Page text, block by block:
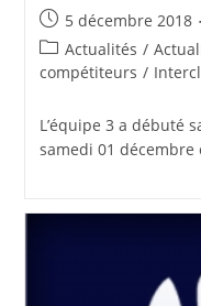
Publication
publiée :
5 décembre 2018
Post
category:
Actualités /
compétiteurs /
L’équipe 3 a débuté
samedi 01